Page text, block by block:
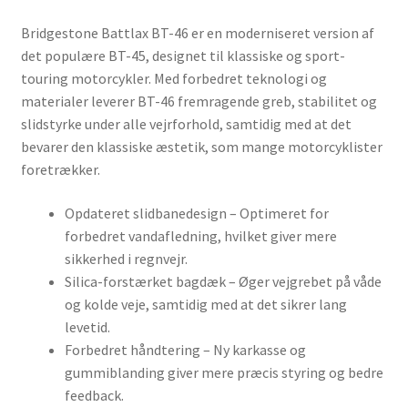
Bridgestone Battlax BT-46 er en moderniseret version af
det populære BT-45, designet til klassiske og sport-
touring motorcykler. Med forbedret teknologi og
materialer leverer BT-46 fremragende greb, stabilitet og
slidstyrke under alle vejrforhold, samtidig med at det
bevarer den klassiske æstetik, som mange motorcyklister
foretrækker.
Opdateret slidbanedesign – Optimeret for
forbedret vandafledning, hvilket giver mere
sikkerhed i regnvejr.
Silica-forstærket bagdæk – Øger vejgrebet på våde
og kolde veje, samtidig med at det sikrer lang
levetid.
Forbedret håndtering – Ny karkasse og
gummiblanding giver mere præcis styring og bedre
feedback.